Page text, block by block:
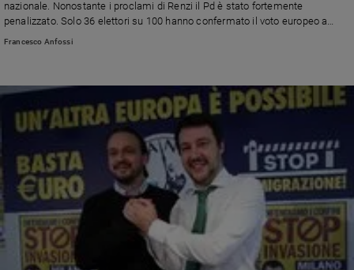
nazionale. Nonostante i proclami di Renzi il Pd è stato fortemente
penalizzato. Solo 36 elettori su 100 hanno confermato il voto europeo a
Grillo. Il tracollo di Forza Italia.
Francesco Anfossi